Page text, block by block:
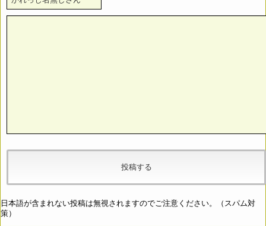
日本語が含まれない投稿は無視されますのでご注意ください。（スパム対
策）